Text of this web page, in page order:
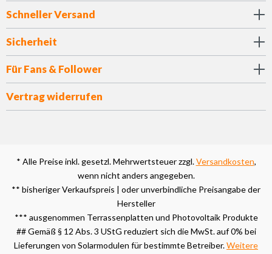
Schneller Versand
Sicherheit
Für Fans & Follower
Vertrag widerrufen
* Alle Preise inkl. gesetzl. Mehrwertsteuer zzgl.Versandkosten,
wenn nicht anders angegeben.
** bisheriger Verkaufspreis | oder unverbindliche Preisangabe der
Hersteller
*** ausgenommen Terrassenplatten und Photovoltaik Produkte
## Gemäß § 12 Abs. 3 UStG reduziert sich die MwSt. auf 0% bei
Lieferungen von Solarmodulen für bestimmte Betreiber.Weitere